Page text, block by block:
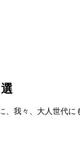
我々、大人世代